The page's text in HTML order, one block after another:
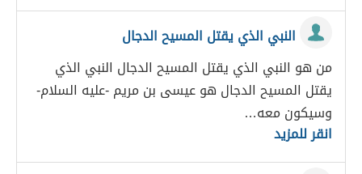
النبي الذي يقتل المسيح الدجال
من هو النبي الذي يقتل المسيح الدجال النبي الذي
يقتل المسيح الدجال هو عيسى بن مريم -عليه السلام-
وسيكون معه…
انقر للمزيد